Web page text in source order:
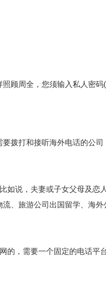
顾周全，您须输入私人密码
拨打和接听海外电话的公司
如说，夫妻或子女父母及恋
、旅游公司出国留学、海外
，需要一个固定的电话平